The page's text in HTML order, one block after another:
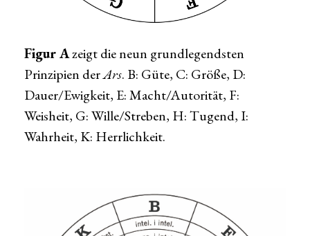
Figur Azeigt die neun grundlegendsten
Prinzipien derArs. B: Güte, C: Größe, D:
Dauer/Ewigkeit, E: Macht/Autorität, F:
Weisheit, G: Wille/Streben, H: Tugend, I:
Wahrheit, K: Herrlichkeit.